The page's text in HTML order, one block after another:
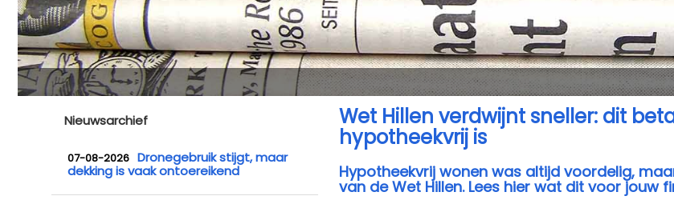
Nieuwsarchief
07-08-2026 Dronegebruik stijgt, maar
dekking is vaak ontoereikend
Wet Hillen verdwijnt sneller: dit
hypotheekvrij is
Hypotheekvrij wonen was altijd voordelig,
van de Wet Hillen. Lees hier wat dit voor jouw